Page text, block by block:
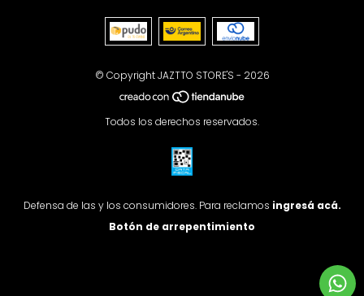
© Copyright JAZTTO STORE'S - 2026
Todos los derechos reservados.
Defensa de las y los consumidores. Para reclamos ingresá acá.
Botón de arrepentimiento